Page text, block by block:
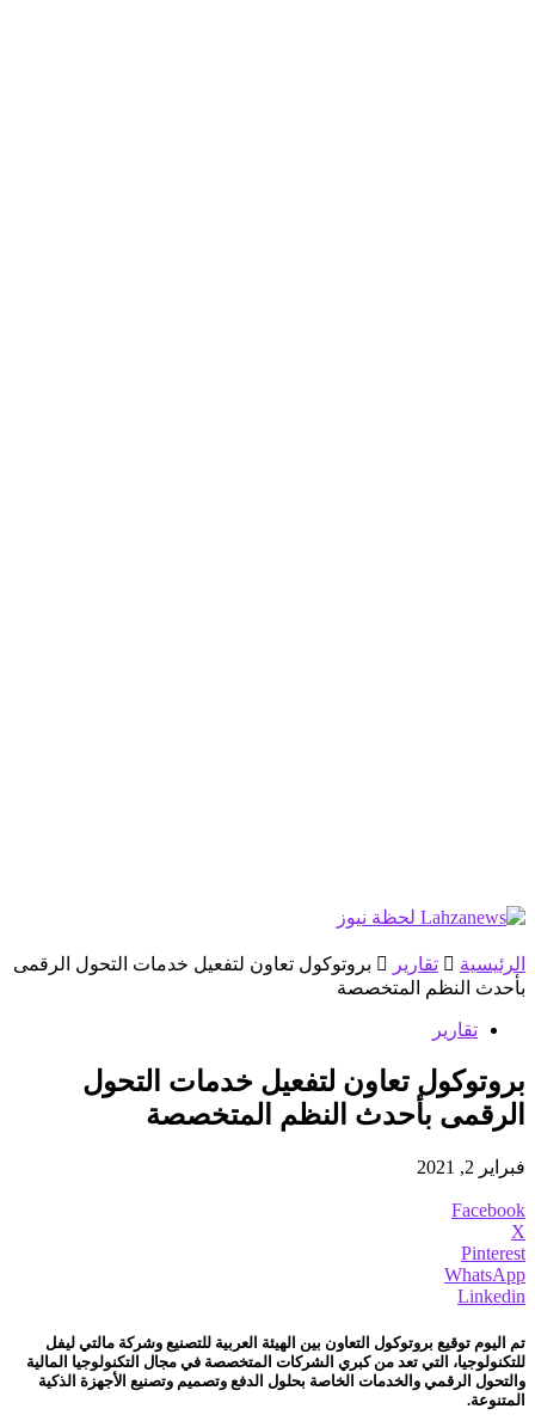
الرئيسية تقارير
بروتوكول تعاون لتفعيل خدمات التحول الرقمى
بأحدث النظم المتخصصة
تقارير
بروتوكول تعاون لتفعيل خدمات التحول
الرقمى بأحدث النظم المتخصصة
فبراير 2, 2021
Facebook
X
Pinterest
WhatsApp
Linkedin
تم اليوم توقيع بروتوكول التعاون بين الهيئة العربية للتصنيع وشركة مالتي ليفل
للتكنولوجيا، التي تعد من كبري الشركات المتخصصة في مجال التكنولوجيا المالية
والتحول الرقمي والخدمات الخاصة بحلول الدفع وتصميم وتصنيع الأجهزة الذكية
المتنوعة.